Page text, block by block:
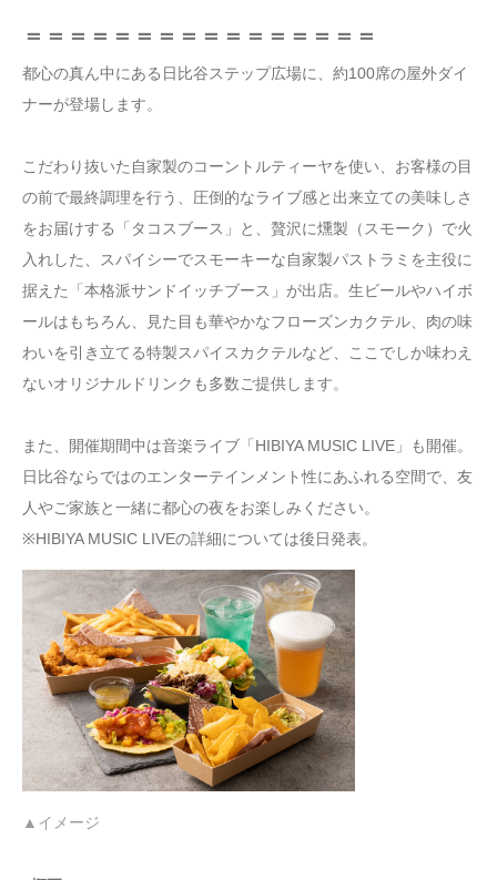
＝＝＝＝＝＝＝＝＝＝＝＝＝＝＝＝
都心の真ん中にある日比谷ステップ広場に、約100席の屋外ダイ
ナーが登場します。
こだわり抜いた自家製のコーントルティーヤを使い、お客様の目
の前で最終調理を行う、圧倒的なライブ感と出来立ての美味しさ
をお届けする「タコスブース」と、贅沢に燻製（スモーク）で火
入れした、スパイシーでスモーキーな自家製パストラミを主役に
据えた「本格派サンドイッチブース」が出店。生ビールやハイボ
ールはもちろん、見た目も華やかなフローズンカクテル、肉の味
わいを引き立てる特製スパイスカクテルなど、ここでしか味わえ
ないオリジナルドリンクも多数ご提供します。
また、開催期間中は音楽ライブ「HIBIYA MUSIC LIVE」も開催。
日比谷ならではのエンターテインメント性にあふれる空間で、友
人やご家族と一緒に都心の夜をお楽しみください。
※HIBIYA MUSIC LIVEの詳細については後日発表。
▲イメージ